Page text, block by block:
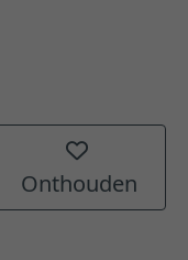
Onthouden